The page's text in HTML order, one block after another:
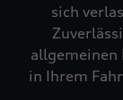
sich
allgemeinen
in Ihrem